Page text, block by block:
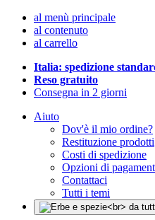
al menù principale
al contenuto
al carrello
Italia: spedizione
Reso gratuito
Consegna in 2 giorni
Aiuto
Dov'è il mio ordine?
Restituzione prodotti
Costi di spedizione
Opzioni di
Contattaci
Tutti i temi